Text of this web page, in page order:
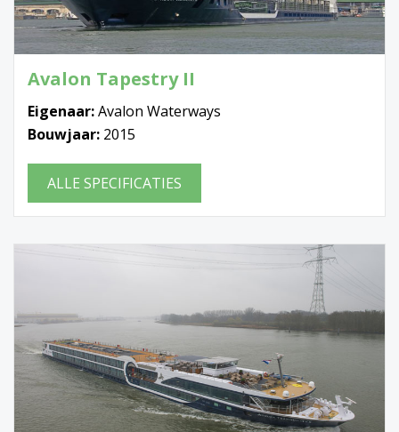
Avalon Tapestry II
Eigenaar:Avalon Waterways
Bouwjaar: 2015
ALLE SPECIFICATIES